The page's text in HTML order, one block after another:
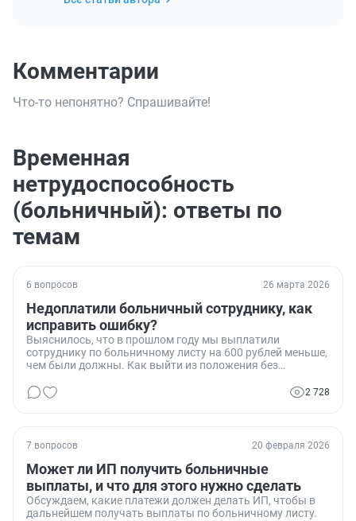
Комментарии
Что-то непонятно? Спрашивайте!
Временная
нетрудоспособность
(больничный): ответы по
темам
6 вопросов 26 марта 2026
Недоплатили больничный сотруднику, как
исправить ошибку?
Выяснилось, что в прошлом году мы выплатили
сотруднику по больничному листу на 600 рублей меньше,
чем были должны. Как выйти из положения без
2 728
7 вопросов 20 февраля 2026
Может ли ИП получить больничные
выплаты, и что для этого нужно сделать
Обсуждаем, какие платежи должен делать ИП, чтобы в
дальнейшем получать выплаты по больничному листу.